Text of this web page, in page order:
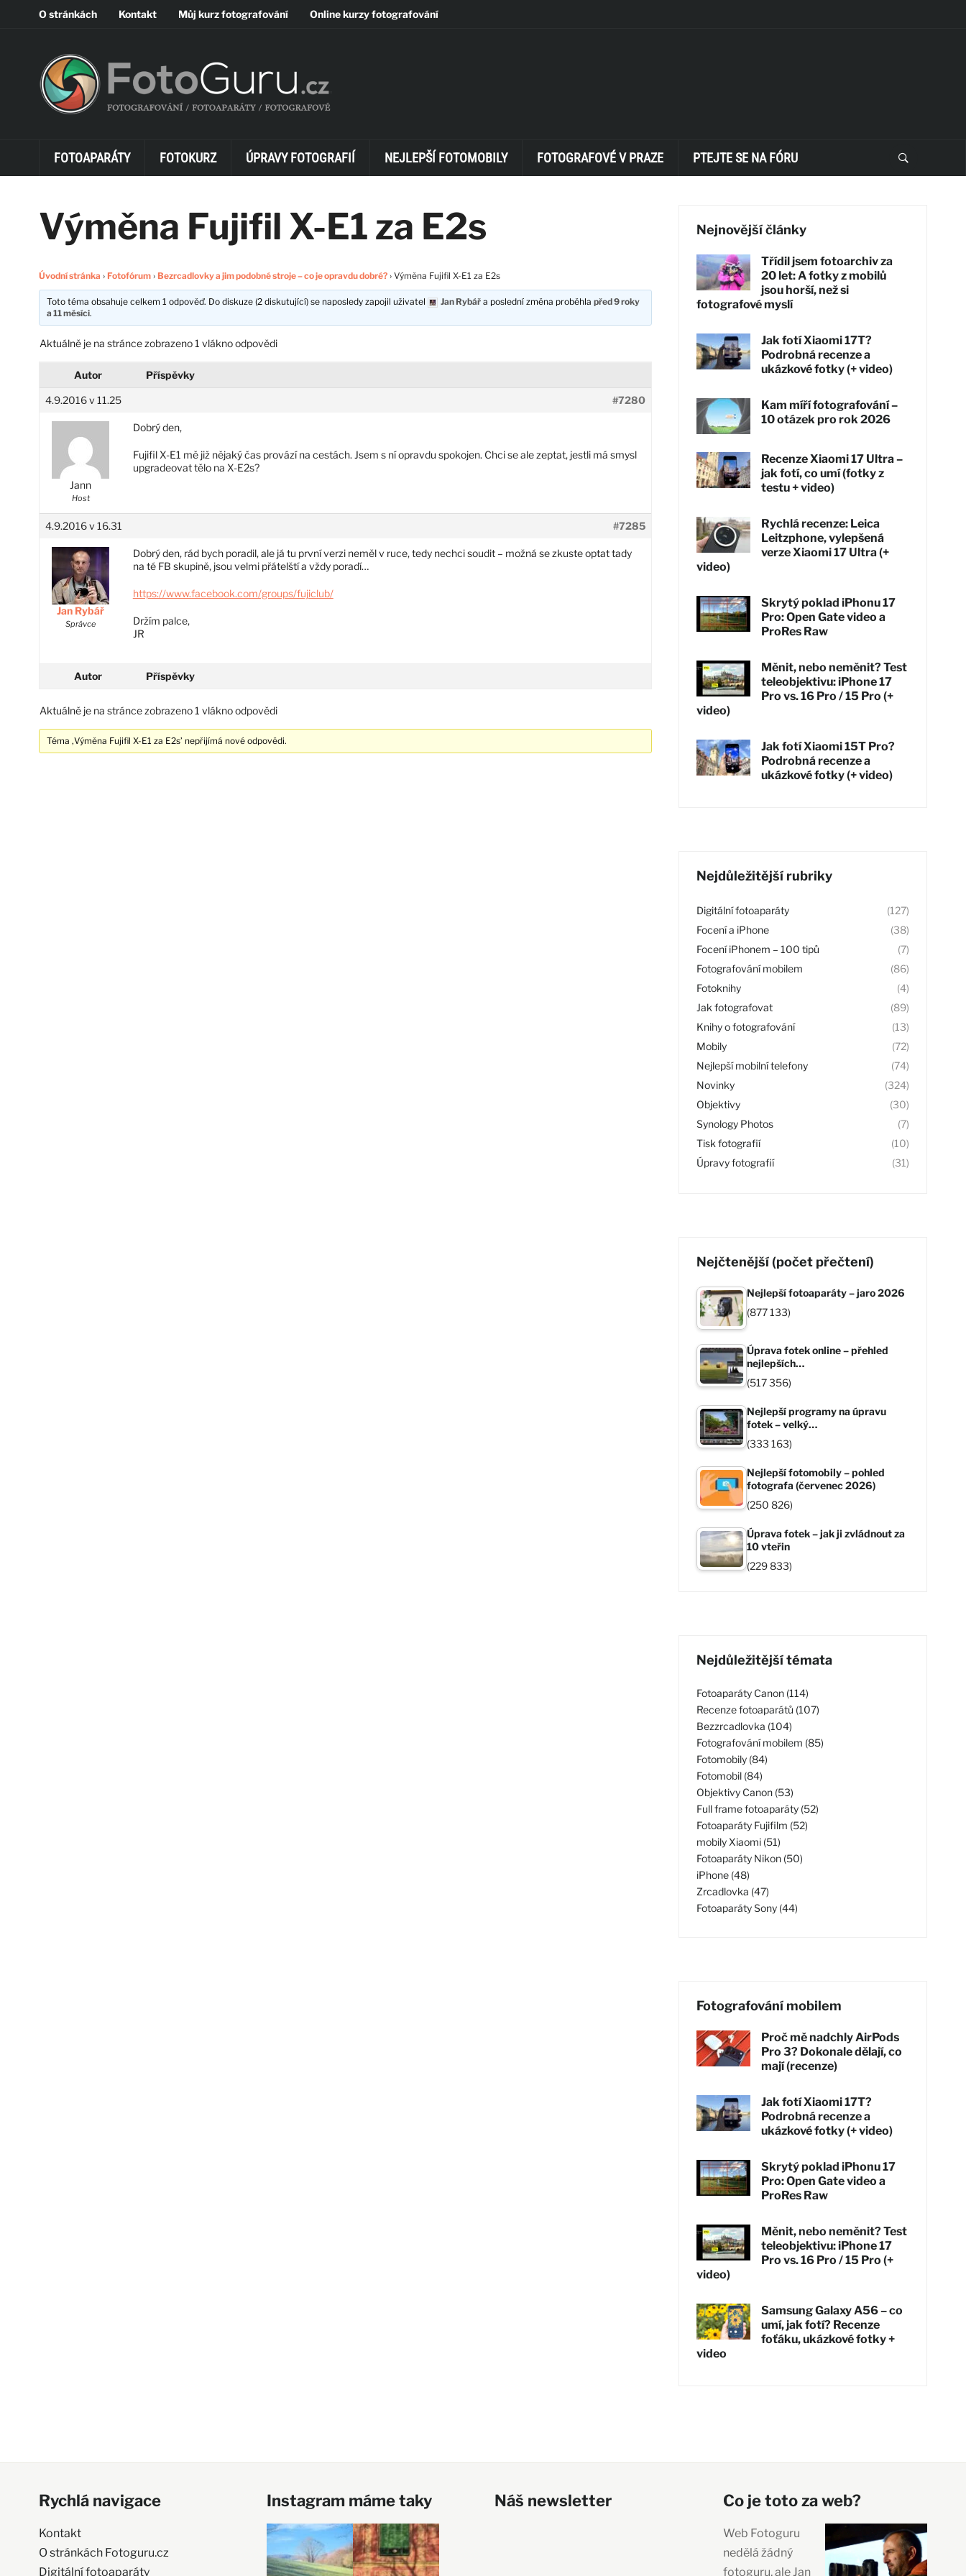
O stránkách Kontakt Můj kurz fotografování Online kurzy fotografování
FOTOAPARÁTY FOTOKURZ ÚPRAVY FOTOGRAFIÍ NEJLEPŠÍ FOTOMOBILY FOTOGRAFOVÉ V PRAZE PTEJTE SE NA FÓRU
Výměna Fujifil X-E1 za E2s
Úvodní stránka › Fotofórum › Bezrcadlovky a jim podobné stroje – co je opravdu dobré? › Výměna Fujifil X-E1 za E2s
Toto téma obsahuje celkem 1 odpověď. Do diskuze (2 diskutující) se naposledy zapojil uživatel Jan Rybář a poslední změna proběhlapřed 9 roky
a 11 měsíci.
Aktuálně je na stránce zobrazeno 1 vlákno odpovědi
Autor Příspěvky
4.9.2016 v 11.25 #7280
Jann
Host
Dobrý den,
Fujifil X-E1 mě již nějaký čas provází na cestách. Jsem s ní opravdu spokojen. Chci se ale zeptat, jestli má smysl
upgradeovat tělo na X-E2s?
4.9.2016 v 16.31 #7285
Jan Rybář
Správce
Dobrý den, rád bych poradil, ale já tu první verzi neměl v ruce, tedy nechci soudit – možná se zkuste optat tady
na té FB skupině, jsou velmi přátelští a vždy poradí…
https://www.facebook.com/groups/fujiclub/
Držím palce,
JR
Autor Příspěvky
Aktuálně je na stránce zobrazeno 1 vlákno odpovědi
Téma ‚Výměna Fujifil X-E1 za E2s’ nepřijímá nové odpovědi.
Nejnovější články
Třídil jsem fotoarchiv za
20 let: A fotky z mobilů
jsou horší, než si
fotografové myslí
Jak fotí Xiaomi 17T?
Podrobná recenze a
ukázkové fotky (+ video)
Kam míří fotografování –
10 otázek pro rok 2026
Recenze Xiaomi 17 Ultra –
jak fotí, co umí (fotky z
testu + video)
Rychlá recenze: Leica
Leitzphone, vylepšená
verze Xiaomi 17 Ultra (+
video)
Skrytý poklad iPhonu 17
Pro: Open Gate video a
ProRes Raw
Měnit, nebo neměnit? Test
teleobjektivu: iPhone 17
Pro vs. 16 Pro / 15 Pro (+
video)
Jak fotí Xiaomi 15T Pro?
Podrobná recenze a
ukázkové fotky (+ video)
Nejdůležitější rubriky
Digitální fotoaparáty
(127)
Focení a iPhone
(38)
Focení iPhonem – 100 tipů
(7)
Fotografování mobilem
(86)
Fotoknihy
(4)
Jak fotografovat
(89)
Knihy o fotografování
(13)
Mobily
(72)
Nejlepší mobilní telefony
(74)
Novinky
(324)
Objektivy
(30)
Synology Photos
(7)
Tisk fotografií
(10)
Úpravy fotografií
(31)
Nejčtenější (počet přečtení)
Nejlepší fotoaparáty – jaro 2026
(877 133)
Úprava fotek online – přehled
nejlepších…
(517 356)
Nejlepší programy na úpravu
fotek – velký…
(333 163)
Nejlepší fotomobily – pohled
fotografa (červenec 2026)
(250 826)
Úprava fotek – jak ji zvládnout za
10 vteřin
(229 833)
Nejdůležitější témata
Fotoaparáty Canon (114)
Recenze fotoaparátů (107)
Bezzrcadlovka (104)
Fotografování mobilem (85)
Fotomobily (84)
Fotomobil (84)
Objektivy Canon (53)
Full frame fotoaparáty (52)
Fotoaparáty Fujifilm (52)
mobily Xiaomi (51)
Fotoaparáty Nikon (50)
iPhone (48)
Zrcadlovka (47)
Fotoaparáty Sony (44)
Fotografování mobilem
Proč mě nadchly AirPods
Pro 3? Dokonale dělají, co
mají (recenze)
Jak fotí Xiaomi 17T?
Podrobná recenze a
ukázkové fotky (+ video)
Skrytý poklad iPhonu 17
Pro: Open Gate video a
ProRes Raw
Měnit, nebo neměnit? Test
teleobjektivu: iPhone 17
Pro vs. 16 Pro / 15 Pro (+
video)
Samsung Galaxy A56 – co
umí, jak fotí? Recenze
foťáku, ukázkové fotky +
video
Rychlá navigace
Kontakt
O stránkách Fotoguru.cz
Digitální fotoaparáty
Instagram máme taky Náš newsletter Co je toto za web?
Web Fotoguru
nedělá žádný
fotoguru, ale Jan